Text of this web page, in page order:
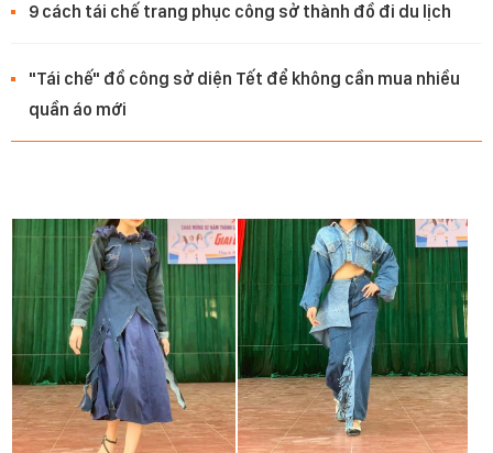
9 cách tái chế trang phục công sở thành đồ đi du lịch
"Tái chế" đồ công sở diện Tết để không cần mua nhiều
quần áo mới